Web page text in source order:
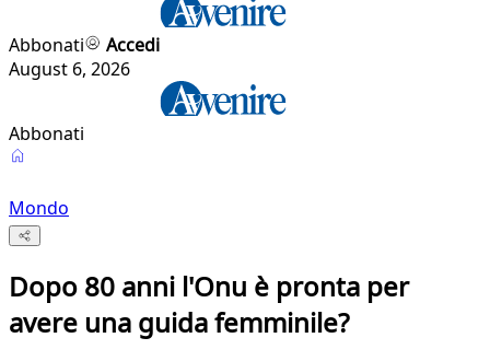
Abbonati
Accedi
August 6, 2026
Abbonati
Mondo
Dopo 80 anni l'Onu è pronta per
avere una guida femminile?